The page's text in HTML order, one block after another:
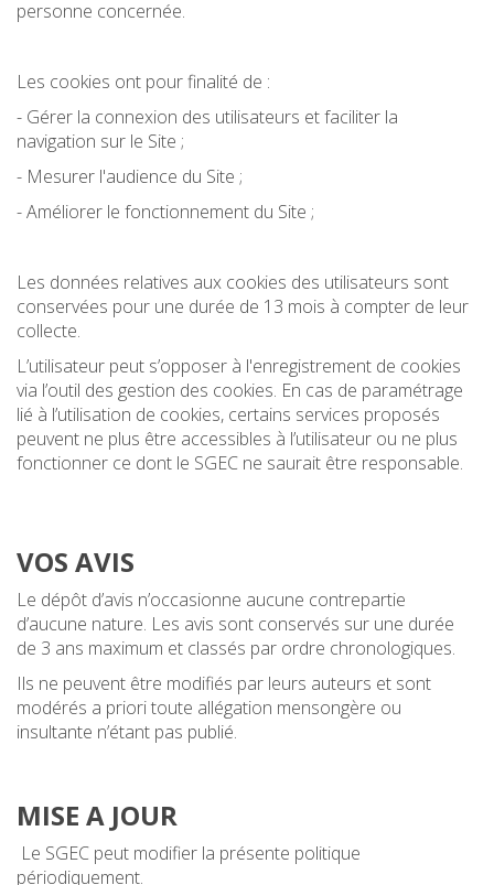
personne concernée.
Les cookies ont pour finalité de :
- Gérer la connexion des utilisateurs et faciliter la
navigation sur le Site ;
- Mesurer l'audience du Site ;
- Améliorer le fonctionnement du Site ;
Les données relatives aux cookies des utilisateurs sont
conservées pour une durée de 13 mois à compter de leur
collecte.
L’utilisateur peut s’opposer à l'enregistrement de cookies
via l’outil des gestion des cookies. En cas de paramétrage
lié à l’utilisation de cookies, certains services proposés
peuvent ne plus être accessibles à l’utilisateur ou ne plus
fonctionner ce dont le SGEC ne saurait être responsable.
VOS AVIS
Le dépôt d’avis n’occasionne aucune contrepartie
d’aucune nature. Les avis sont conservés sur une durée
de 3 ans maximum et classés par ordre chronologiques.
Ils ne peuvent être modifiés par leurs auteurs et sont
modérés a priori toute allégation mensongère ou
insultante n’étant pas publié.
MISE A JOUR
Le SGEC peut modifier la présente politique
périodiquement.